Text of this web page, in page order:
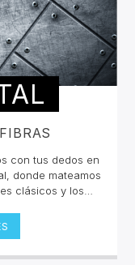
con tus dedos en
donde mateamos
clásicos y los
Glam metal,
¡y más
10 am a 12 pm por